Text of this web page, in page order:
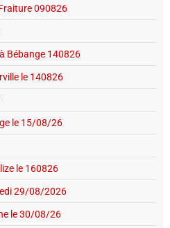
090826
Bébange 140826
le 140826
le 15/08/26
le 160826
29/08/2026
le 30/08/26